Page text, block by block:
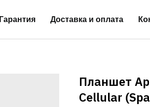
Гарантия Доставка и оплата
Планшет
Cellular